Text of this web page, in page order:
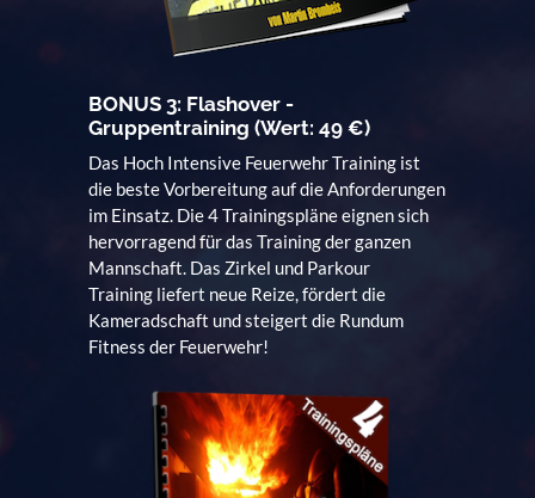
BONUS 3: Flashover -
Gruppentraining (Wert: 49 €)
Das Hoch Intensive Feuerwehr Training ist
die beste Vorbereitung auf die Anforderungen
im Einsatz. Die 4 Trainingspläne eignen sich
hervorragend für das Training der ganzen
Mannschaft. Das Zirkel und Parkour
Training liefert neue Reize, fördert die
Kameradschaft und steigert die Rundum
Fitness der Feuerwehr!